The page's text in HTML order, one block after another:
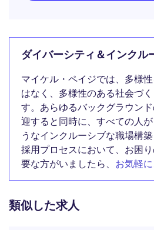
ダイバーシティ＆インクル
マイケル・ペイジでは、多様
はなく、多様性のある社会づ
す。あらゆるバックグラウン
迎すると同時に、すべての人
うなインクルーシブな職場構築
採用プロセスにおいて、お困
要な方がいましたら、 お気軽
類似した求人